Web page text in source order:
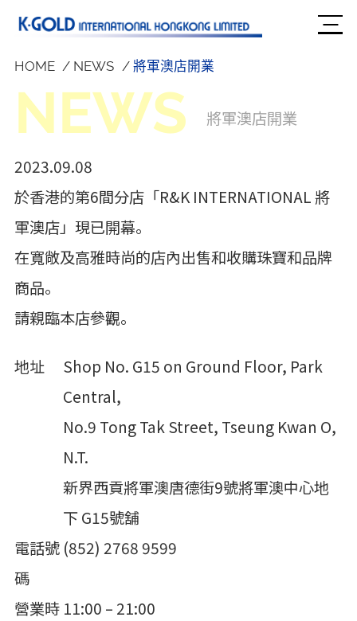
HOME NEWS 將軍澳店開業
NEWS 將軍澳店開業
2023.09.08
於香港的第6間分店「R&K INTERNATIONAL 將
軍澳店」現已開幕。
在寬敞及高雅時尚的店內出售和收購珠寶和品牌
商品。
請親臨本店參觀。
地址
Shop No. G15 on Ground Floor, Park
Central,
No.9 Tong Tak Street, Tseung Kwan O,
N.T.
新界西貢將軍澳唐德街9號將軍澳中心地
下 G15號舖
電話號
碼
(852) 2768 9599
營業時 11:00 – 21:00